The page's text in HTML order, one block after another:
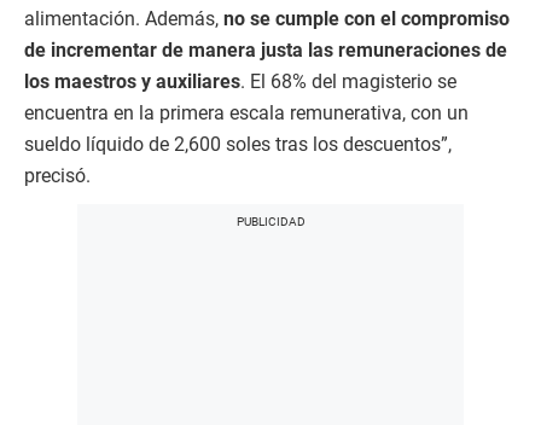
alimentación. Además, no se cumple con el compromiso
de incrementar de manera justa las remuneraciones de
los maestros y auxiliares. El 68% del magisterio se
encuentra en la primera escala remunerativa, con un
sueldo líquido de 2,600 soles tras los descuentos”,
precisó.